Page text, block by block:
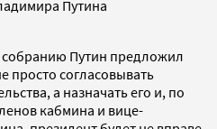
Путина
Путин предложил
просто согласовывать
а назначать его и, по
кабмина и вице-